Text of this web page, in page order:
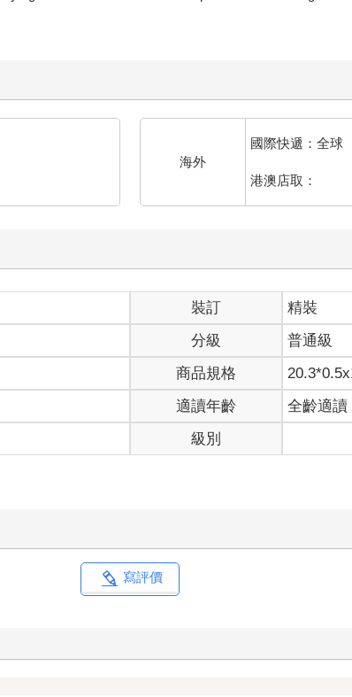
海外
國際快遞：全球
港澳店取：
裝訂
精裝
分級
普通級
商品規格
適讀年齡
全齡適讀
級別
寫評價